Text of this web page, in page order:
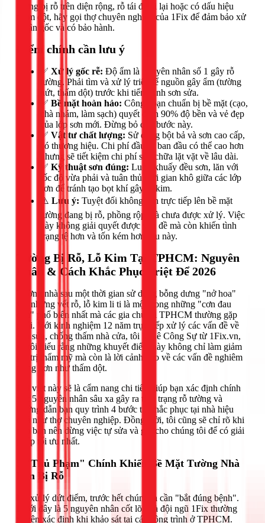
tường bị rỗ trên diện rộng, rỗ tái đi tái lại hoặc có dấu hiệu
thấm dột, hãy gọi thợ chuyên nghiệp của 1Fix để đảm bảo xử
lý tận gốc và có bảo hành.
Điểm chính cần lưu ý
✅ Xử lý gốc rễ: Độ ẩm là nguyên nhân số 1 gây rỗ
tường. Phải tìm và xử lý triệt để nguồn gây ẩm (tường
nứt, thấm dột) trước khi tiến hành sơn sửa.
✅ Bề mặt hoàn hảo: Công đoạn chuẩn bị bề mặt (cạo,
chà nhám, làm sạch) quyết định 90% độ bền và vẻ đẹp
của lớp sơn mới. Đừng bỏ qua bước này.
✅ Vật tư chất lượng: Sử dụng bột bả và sơn cao cấp,
có thương hiệu. Chi phí đầu tư ban đầu có thể cao hơn
nhưng sẽ tiết kiệm chi phí sửa chữa lặt vặt về lâu dài.
✅ Kỹ thuật sơn đúng: Luôn khuấy đều sơn, lăn với
tốc độ vừa phải và tuân thủ thời gian khô giữa các lớp
sơn để tránh tạo bọt khí gây lỗ kim.
⚠️ Lưu ý: Tuyệt đối không sơn trực tiếp lên bề mặt
tường đang bị rỗ, phồng rộp mà chưa được xử lý. Việc
này không giải quyết được vấn đề mà còn khiến tình
trạng tệ hơn và tốn kém hơn sau này.
Tường Bị Rỗ, Lỗ Kim Tại TPHCM: Nguyên
Nhân & Cách Khắc Phục Triệt Để 2026
Tường nhà sau một thời gian sử dụng bỗng dưng "nở hoa"
với những vết rỗ, lỗ kim li ti là một trong những "cơn đau
đầu" phổ biến nhất mà các gia chủ tại TPHCM thường gặp
phải. Với kinh nghiệm 12 năm trực tiếp xử lý các vấn đề về
sơn sửa, chống thấm nhà cửa, tôi là Lê Công Sự từ 1Fix.vn,
và tôi hiểu rằng những khuyết điểm này không chỉ làm giảm
giá trị thẩm mỹ mà còn là lời cảnh báo về các vấn đề nghiêm
trọng hơn như thấm dột.
Bài viết này sẽ là cẩm nang chi tiết, giúp bạn xác định chính
xác 5 nguyên nhân sâu xa gây ra tình trạng rỗ tường và
hướng dẫn bạn quy trình 4 bước tự khắc phục tại nhà hiệu
quả như thợ chuyên nghiệp. Đồng thời, tôi cũng sẽ chỉ rõ khi
nào bạn nên dừng việc tự sửa và gọi cho chúng tôi để có giải
pháp tối ưu nhất.
5 "Thủ Phạm" Chính Khiến Bề Mặt Tường Nhà
Bạn Bị Rỗ
Để xử lý dứt điểm, trước hết chúng ta cần "bắt đúng bệnh".
Dưới đây là 5 nguyên nhân cốt lõi mà đội ngũ 1Fix thường
xuyên xác định khi khảo sát tại các công trình ở TPHCM.